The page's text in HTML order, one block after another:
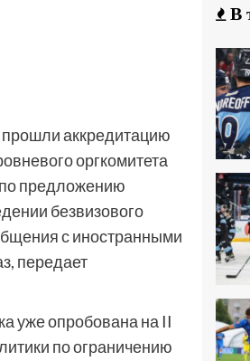
прошли аккредитацию
оргкомитета
предложению
безвизового
с иностранными
передает
уже опробована на II
по ограничению
В